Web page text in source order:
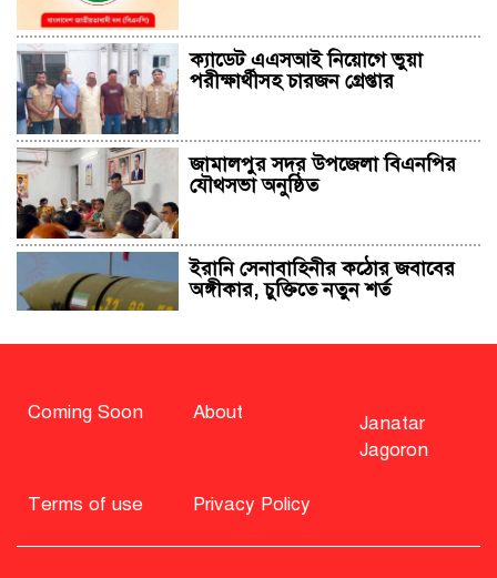
ক্যাডেট এএসআই নিয়োগে ভুয়া
পরীক্ষার্থীসহ চারজন গ্রেপ্তার
জামালপুর সদর উপজেলা বিএনপির
যৌথসভা অনুষ্ঠিত
ইরানি সেনাবাহিনীর কঠোর জবাবের
অঙ্গীকার, চুক্তিতে নতুন শর্ত
মির্জা ফখরুলের প্রতিক্রিয়া
Coming Soon About
Janatar
Jagoron
Terms of use Privacy Policy